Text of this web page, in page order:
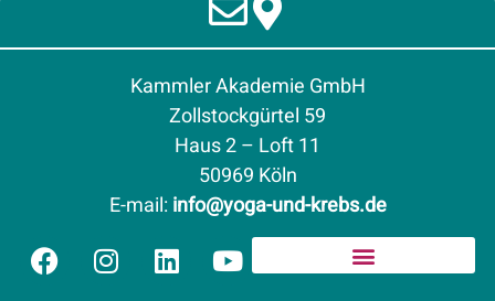
Kammler Akademie GmbH
Zollstockgürtel 59
Haus 2 – Loft 11
50969 Köln
E-mail:info@yoga-und-krebs.de